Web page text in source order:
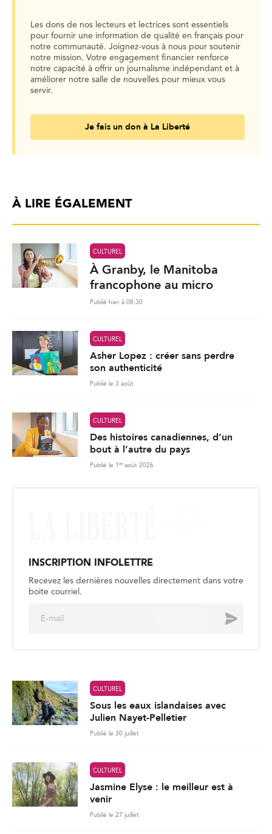
Les dons de nos lecteurs et lectrices sont essentiels
pour fournir une information de qualité en français pour
notre communauté. Joignez-vous à nous pour soutenir
notre mission. Votre engagement financier renforce
notre capacité à offrir un journalisme indépendant et à
améliorer notre salle de nouvelles pour mieux vous
servir.
Je fais un don à La Liberté
À LIRE ÉGALEMENT
CULTUREL
À Granby, le Manitoba
francophone au micro
Publié hier à 08:30
CULTUREL
Asher Lopez : créer sans perdre
son authenticité
Publié le 3 août
CULTUREL
Des histoires canadiennes, d’un
bout à l’autre du pays
Publié le 1 er août 2026
INSCRIPTION INFOLETTRE
Recevez les dernières nouvelles directement dans votre
boite courriel.
Envoyer
CULTUREL
Sous les eaux islandaises avec
Julien Nayet-Pelletier
Publié le 30 juillet
CULTUREL
Jasmine Elyse : le meilleur est à
venir
Publié le 27 juillet